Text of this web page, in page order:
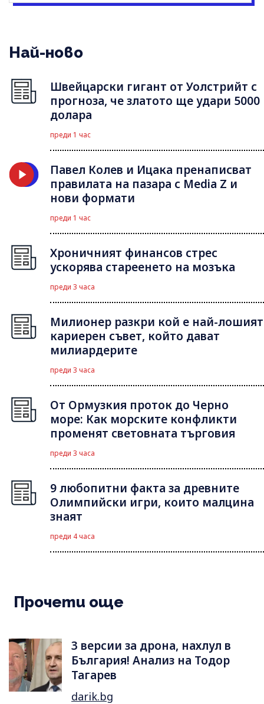
Най-ново
Швейцарски гигант от Уолстрийт с
прогноза, че златото ще удари 5000
долара
преди 1 час
Павел Колев и Ицака пренаписват
правилата на пазара с Media Z и
нови формати
преди 1 час
Хроничният финансов стрес
ускорява стареенето на мозъка
преди 3 часа
Милионер разкри кой е най-лошият
кариерен съвет, който дават
милиардерите
преди 3 часа
От Ормузкия проток до Черно
море: Как морските конфликти
променят световната търговия
преди 3 часа
9 любопитни факта за древните
Олимпийски игри, които малцина
знаят
преди 4 часа
Прочети още
3 версии за дрона, нахлул в
България! Анализ на Тодор
Тагарев
darik.bg